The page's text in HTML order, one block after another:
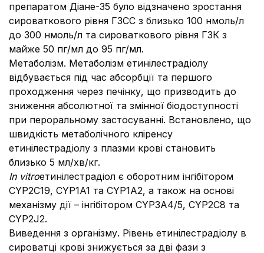
препаратом Діане-35 було відзначено зростання
сироваткового рівня ГЗСС з близько 100 нмоль/л
до 300 нмоль/л та сироваткового рівня ГЗК з
майже 50 пг/мл до 95 пг/мл.
Метаболізм. Метаболізм етинілестрадіолу
відбувається під час абсорбції та першого
проходження через печінку, що призводить до
зниження абсолютної та змінної біодоступності
при пероральному застосуванні. Встановлено, що
швидкість метаболічного кліренсу
етинілестрадіолу з плазми крові становить
близько 5 мл/хв/кг.
In vitroетинілестрадіол є оборотним інгібітором
CYP2C19, CYP1A1 та CYP1A2, а також на основі
механізму дії – інгібітором CYP3A4/5, CYP2C8 та
CYP2J2.
Виведення з організму. Рівень етинілестрадіолу в
сироватці крові знижується за дві фази з